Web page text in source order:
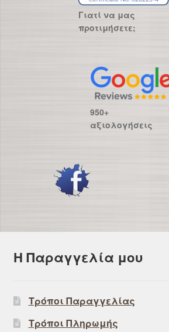
Γιατί να μας
προτιμήσετε;
950+
αξιολογήσεις
Η Παραγγελία μου
Τρόποι Παραγγελίας
Τρόποι Πληρωμής